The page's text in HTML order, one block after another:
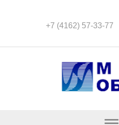
+7 (4162) 57-33-77